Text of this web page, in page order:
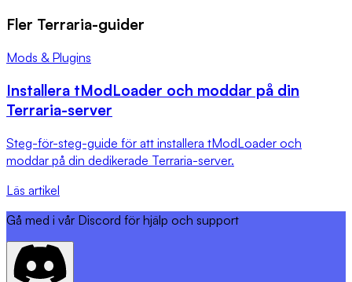
Fler Terraria-guider
Mods & Plugins
Installera tModLoader och moddar på din
Terraria-server
Steg-för-steg-guide för att installera tModLoader och
moddar på din dedikerade Terraria-server.
Läs artikel
Gå med i vår Discord för hjälp och support